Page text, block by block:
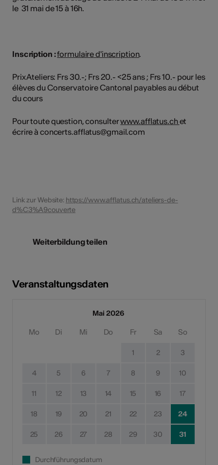
le 31 mai de 15 à 16h.
Inscription :formulaire d'inscription.
Prix Ateliers: Frs 30.-; Frs 20.- <25 ans ; Frs 10.- pour les
élèves du Conservatoire Cantonal payables au début
du cours
Pour toute question, consulterwww.afflatus.chet
écrire à concerts.afflatus@gmail.com
Link zur Website: https://www.afflatus.ch/ateliers-de-
d%C3%A9couverte
Weiterbildung teilen
Veranstaltungsdaten
Mai 2026
Mo Di Mi Do Fr Sa So
1 2 3
4 5 6 7 8 9 10
11 12 13 14 15 16 17
18 19 20 21 22 23 24
25 26 27 28 29 30 31
Durchführungsdatum